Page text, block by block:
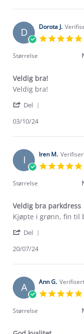
May
Aina
on
7
May
D Dorota J.
Størrelse
Veldig bra!
Review
Dorota
on
Oct
review
Veldig
Veldig bra!
Del
Dorota
on
3
Oct
03/10/24
I Iren M.
Størrelse
Veldig bra parkdress
Review
Iren
on
Jul
review
Veldig
parkdress
Kjøpte i grønn, fin til
Del
Iren
on
20
Jul
20/07/24
A Ann G.
Størrelse